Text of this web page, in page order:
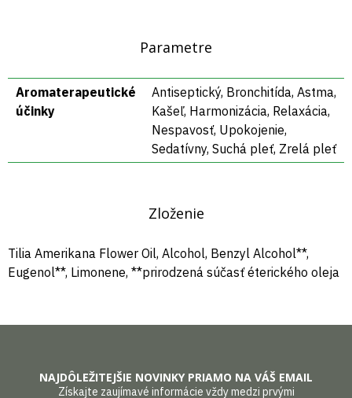
Parametre
Aromaterapeutické
účinky
Antiseptický, Bronchitída, Astma,
Kašeľ, Harmonizácia, Relaxácia,
Nespavosť, Upokojenie,
Sedatívny, Suchá pleť, Zrelá pleť
Zloženie
Tilia Amerikana Flower Oil, Alcohol, Benzyl Alcohol**,
Eugenol**, Limonene, **prirodzená súčasť éterického oleja
NAJDÔLEŽITEJŠIE NOVINKY PRIAMO NA VÁŠ EMAIL
Získajte zaujímavé informácie vždy medzi prvými